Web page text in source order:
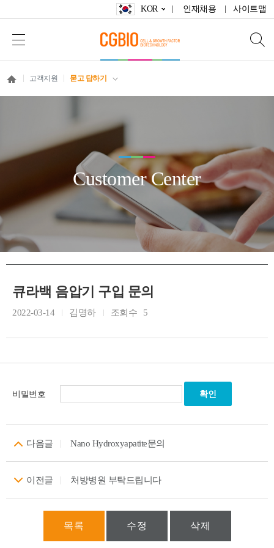
KOR 인재채용 사이트맵
고객지원 묻고 답하기
Customer Center
큐라백 음압기 구입 문의
2022-03-14 김명하 조회수 5
비밀번호
다음글 Nano Hydroxyapatite문의
이전글 처방병원 부탁드립니다
목록 수정 삭제